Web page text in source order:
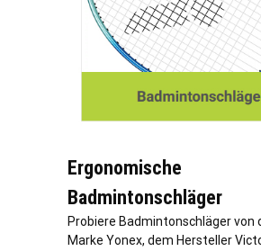
Ergonomische
Badmintonschläger
Probiere Badmintonschläger von
Marke Yonex, dem Hersteller